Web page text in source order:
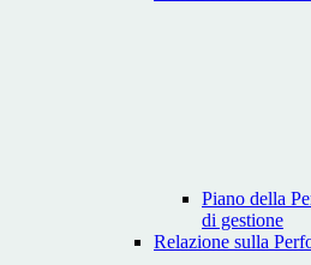
Piano della
di gestione
Relazione sulla